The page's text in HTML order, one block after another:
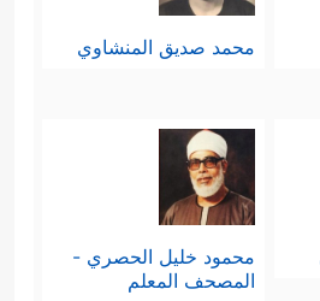
محمد صديق المنشاوي
محمود خليل الحصري -
المصحف المعلم